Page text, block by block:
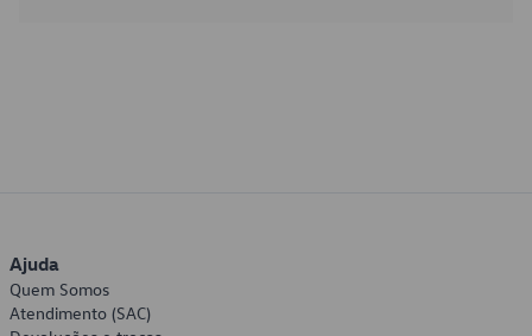
Ajuda
Quem Somos
Atendimento (SAC)